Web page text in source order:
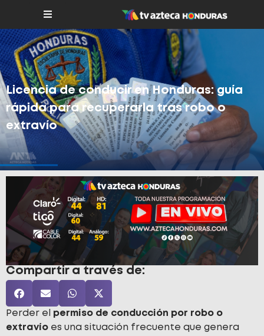
Licencia de conducir en Honduras: guía
rápida para recuperarla tras robo o
extravío
Compartir a través de:
Perder el permiso de conducción por robo o
extravío es una situación frecuente que genera